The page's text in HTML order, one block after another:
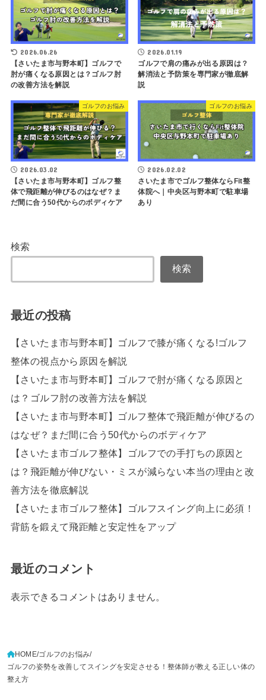
2026.06.26
【さいたま市与野本町】ゴルフで
肘が痛くなる原因とは？ゴルフ肘
の改善方法を解説
2026.01.19
ゴルフで肩の痛みが出る原因は？
解消法と予防策を専門家が徹底解
説
ゴルフのお悩み
2026.03.02
【さいたま市与野本町】ゴルフ整
体で飛距離が伸びるのはなぜ？ま
だ間に合う50代からのボディケア
ゴルフのお悩み
2026.02.02
さいたま市でゴルフ整体ならFit整
体院へ｜中央区与野本町で駐車場
あり
検索
検索
最近の投稿
【さいたま市与野本町】ゴルフで膝が痛くなる!ゴルフ
整体の視点から原因を解説
【さいたま市与野本町】ゴルフで肘が痛くなる原因と
は？ゴルフ肘の改善方法を解説
【さいたま市与野本町】ゴルフ整体で飛距離が伸びるの
はなぜ？まだ間に合う50代からのボディケア
【さいたま市ゴルフ整体】ゴルフでの手打ちの原因と
は？飛距離が伸びない・ミスが減らない本当の理由と改
善方法を徹底解説
【さいたま市ゴルフ整体】ゴルフスイング向上に必須！
背筋を鍛えて飛距離と安定性をアップ
最近のコメント
表示できるコメントはありません。
HOME ゴルフのお悩み
ゴルフの姿勢を改善してスイングを安定させる！整体師が教える正しい体の
整え方